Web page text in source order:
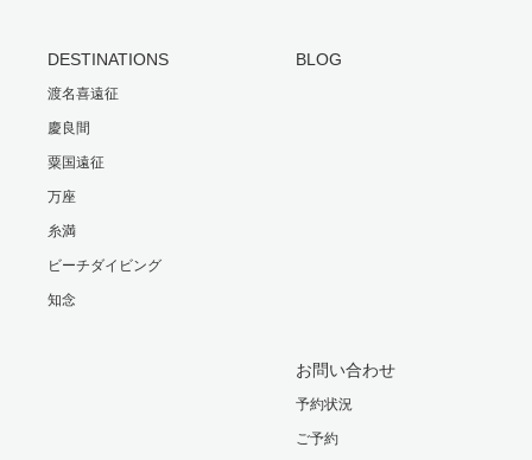
DESTINATIONS
渡名喜遠征
慶良間
粟国遠征
万座
糸満
ビーチダイビング
知念
BLOG
お問い合わせ
予約状況
ご予約